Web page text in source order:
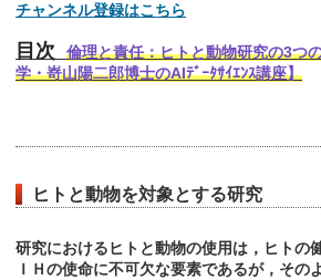
チャンネル登録はこちら
目次
倫理と責任：ヒトと動物研究の3つ
学・嵜山陽二郎博士のAIﾃﾞｰﾀｻｲｴﾝｽ講座】
ヒトと動物を対象とする研究
研究におけるヒトと動物の使用は，ヒトの
ＩＨの使命に不可欠な要素であるが，その